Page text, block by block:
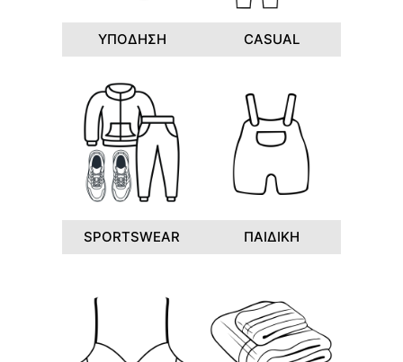
ΥΠΟΔΗΣΗ CASUAL
SPORTSWEAR ΠΑΙΔΙΚΗ